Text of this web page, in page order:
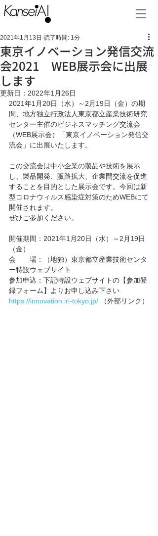
東京イノベーション発信交流
会2021 WEB展示会に出展
します
2021年1月13日 読了時間: 1分
更新日： 2022年1月26日
2021年1月20日（水）～2月19日（金）の期
間、地方独立行政法人東京都立産業技術研究
センター主催のビジネスマッチング交流会
（WEB展示会）「東京イノベーション発信交
流会」に出展いたします。
この交流会は中小企業の製品や技術を展示
し、製品開発、販路拡大、企業間交流を促進
することを目的とした展示会です。今回は新
型コロナウィルス感染症対策のためWEBにて
開催されます。
ぜひご参加ください。
開催期間：2021年1月20日（水）～2月19日
（金）
会　　場：（地独）東京都立産業技術センタ
ー特設ウェブサイト
参加申込：下記特設ウェブサイトの【参加登
録フォーム】よりお申し込み下さい
https://innovation.iri-tokyo.jp/
（外部リンク）